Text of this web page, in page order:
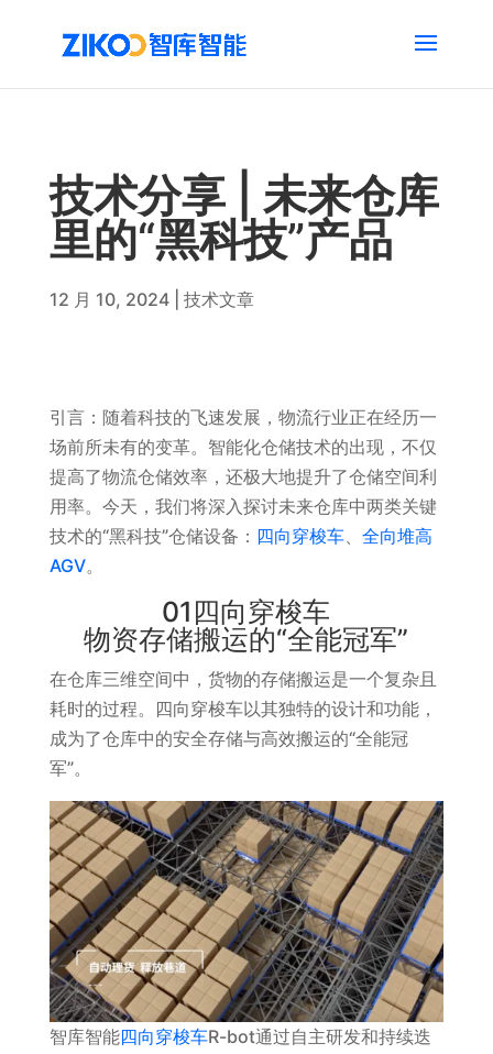
技术分享 | 未来仓库
里的“黑科技”产品
12 月 10, 2024| 技术文章
引言：随着科技的飞速发展，物流行业正在经历一
场前所未有的变革。智能化仓储技术的出现，不仅
提高了物流仓储效率，还极大地提升了仓储空间利
用率。今天，我们将深入探讨未来仓库中两类关键
技术的“黑科技”仓储设备： 四向穿梭车、 全向堆高
AGV。
01四向穿梭车
物资存储搬运的“全能冠军”
在仓库三维空间中，货物的存储搬运是一个复杂且
耗时的过程。四向穿梭车以其独特的设计和功能，
成为了仓库中的安全存储与高效搬运的“全能冠
军”。
智库智能四向穿梭车R-bot通过自主研发和持续迭